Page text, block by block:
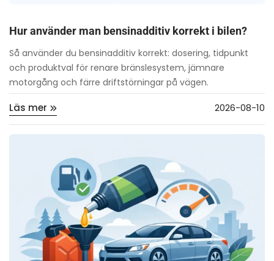
Hur använder man bensinadditiv korrekt i bilen?
Så använder du bensinadditiv korrekt: dosering, tidpunkt
och produktval för renare bränslesystem, jämnare
motorgång och färre driftstörningar på vägen.
Läs mer 2026-08-10